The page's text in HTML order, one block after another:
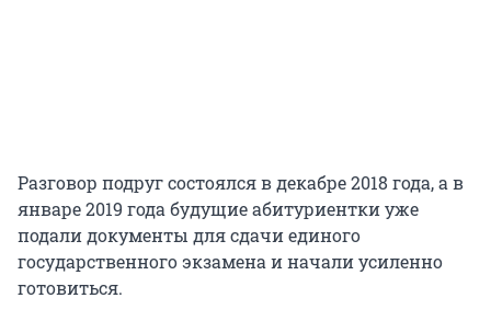
Разговор подруг состоялся в декабре 2018 года, а в
январе 2019 года будущие абитуриентки уже
подали документы для сдачи единого
государственного экзамена и начали усиленно
готовиться.